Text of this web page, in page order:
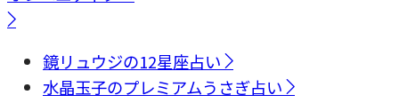
鏡リュウジの12星座占い
水晶玉子のプレミアムうさぎ占い